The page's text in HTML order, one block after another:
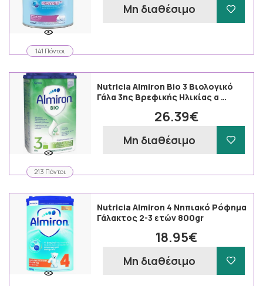
141 Πόντοι
Μη διαθέσιμο
213 Πόντοι
Nutricia Almiron Bio 3 Βιολογικό
Γάλα 3ης Βρεφικής Ηλικίας α …
26.39€
Μη διαθέσιμο
Nutricia Almiron 4 Νηπιακό Ρόφημα
Γάλακτος 2-3 ετών 800gr
18.95€
Μη διαθέσιμο